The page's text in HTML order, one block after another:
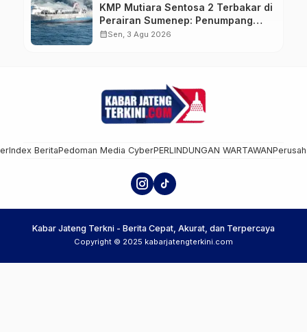
KMP Mutiara Sentosa 2 Terbakar di
Perairan Sumenep: Penumpang
Lompat ke Laut, Evakuasi Dramatis
calendar_monthSen, 3 Agu 2026
Index BeritaPedoman Media CyberPERLINDUNGAN WARTAWAN
Kabar Jateng Terkni - Berita Cepat, Akurat, dan Terpercaya
Copyright © 2025 kabarjatengterkini.com